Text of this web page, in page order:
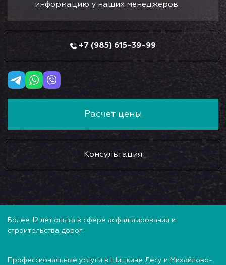
информацию у наших менеджеров.
+7 (985) 615-39-99
Расчет цены
Консультация
Более 12 лет опыта в сфере асфальтирования и
строительства дорог.
Профессиональные услуги в Шишкине Лесу и Михайлово-